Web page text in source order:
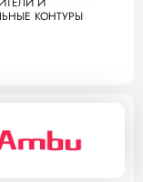
КОНТУРЫ